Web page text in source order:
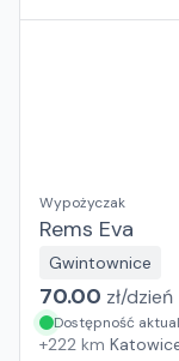
Wypożyczak
Rems Eva
Gwintownice
70.00 zł/dzień
Dostępność
+222 km